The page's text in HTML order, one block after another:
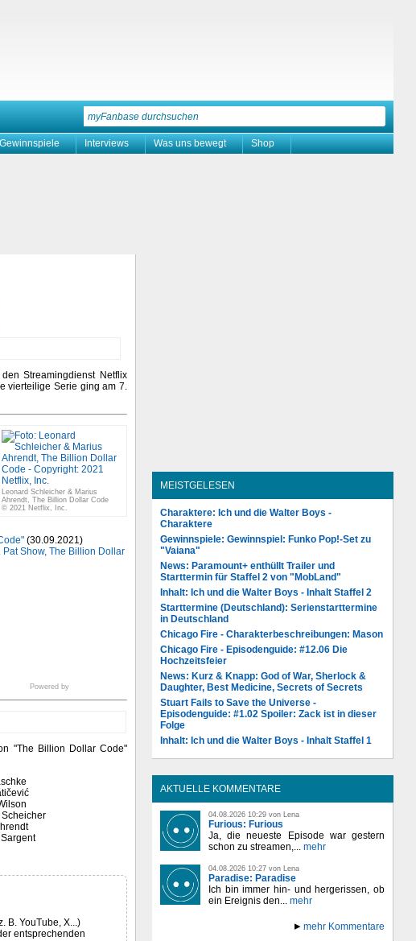
Gewinnspiele Interviews Was uns bewegt Shop
Streamingdienst Netflix
vierteilige Serie ging am 7.
Leonard Schleicher & Marius
Ahrendt, The Billion Dollar Code
© 2021 Netflix, Inc.
(30.09.2021)
Pat Show, The Billion Dollar
Powered by
"The Billion Dollar Code"
B. YouTube, X...)
entsprechenden
MEISTGELESEN
Charaktere: Ich und die Walter Boys -
Charaktere
Gewinnspiele: Gewinnspiel: Funko Pop!-Set zu
"Vaiana"
News: Paramount+ enthüllt Trailer und
Starttermin für Staffel 2 von "MobLand"
Inhalt: Ich und die Walter Boys - Inhalt Staffel 2
Starttermine (Deutschland): Serienstarttermine
in Deutschland
Chicago Fire - Charakterbeschreibungen: Mason
Chicago Fire - Episodenguide: #12.06 Die
Hochzeitsfeier
News: Kurz & Knapp: God of War, Sherlock &
Daughter, Best Medicine, Secrets of Secrets
Stuart Fails to Save the Universe -
Episodenguide: #1.02 Spoiler: Zack ist in dieser
Folge
Inhalt: Ich und die Walter Boys - Inhalt Staffel 1
AKTUELLE KOMMENTARE
04.08.2026 10:29 von Lena
Furious: Furious
Ja, die neueste Episode war gestern
schon zu streamen,... mehr
04.08.2026 10:27 von Lena
Paradise: Paradise
Ich bin immer hin- und hergerissen, ob
ein Ereignis den... mehr
mehr Kommentare